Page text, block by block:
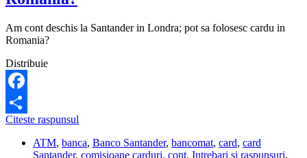
Europeana
Am cont deschis la Santander in Londra; pot sa folosesc cardu in
Romania?
Distribuie
Facebook
Share
Citeste raspunsul
folosesc
cardul
ATM, banca, Banco Santander, bancomat, card, card
Santander, comisioane carduri, cont, Intrebari si raspunsuri,